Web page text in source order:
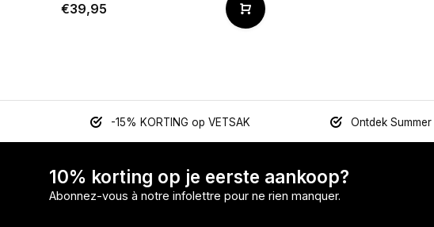
€39,95
-15% KORTING op VETSAK Ontdek
10% korting op je eerste aankoop?
Abonnez-vous à notre infolettre pour ne rien manquer.